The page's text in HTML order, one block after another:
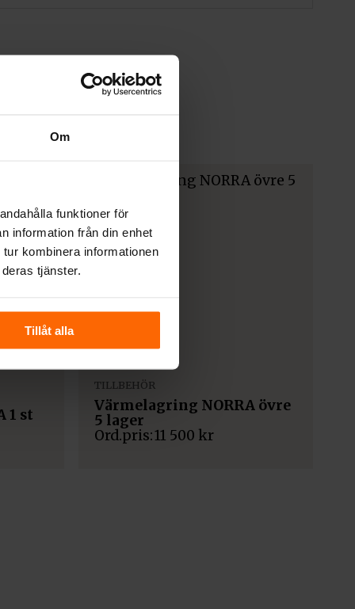
Om
funktioner för
information från din enhet
kombinera informationen
tjänster.
Tillåt alla
1 st
TILLBEHÖR
Värmelagring NORRA övre
5 lager
11 500 kr